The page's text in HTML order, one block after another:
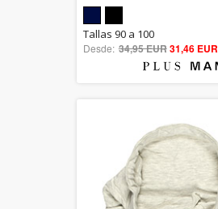
5.00
out of 5
Tallas 90 a 100
Desde: 34,95 EUR31,46 EUR